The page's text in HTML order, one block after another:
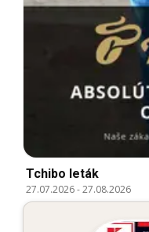
Tchibo leták
27.07.2026-27.08.2026